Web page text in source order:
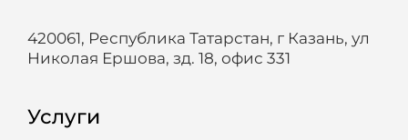
420061, Республика Татарстан, г Казань, ул
Николая Ершова, зд. 18, офис 331
Услуги